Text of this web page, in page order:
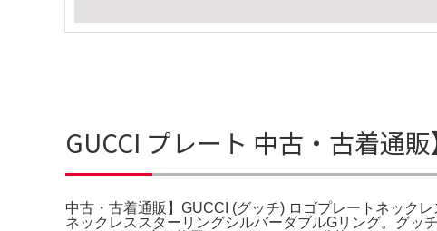
GUCCI プレート 中古・古着通
中古・古着通販】GUCCI (グッチ) ロゴプレートネック
ネックレススターリングシルバーダブルGリング。グッ